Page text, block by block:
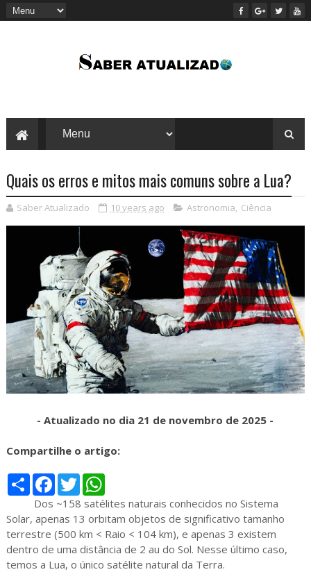
Quais os erros e mitos mais comuns sobre a Lua?
Saber Atualizado 10 years ago Astronomia, Ciência
- Atualizado no dia 21 de novembro de 2025 -
Compartilhe o artigo:
S
a
e
F
c
b
o
o
k
T
w
i
t
t
e
r
W
a
t
s
A
p
p
Dos ~158 satélites naturais conhecidos no Sistema
Solar, apenas 13 orbitam objetos de significativo tamanho
terrestre (500 km < Raio < 104 km), e apenas 3 existem
dentro de uma distância de 2 au do Sol. Nesse último caso,
temos a Lua, o único satélite natural da Terra.